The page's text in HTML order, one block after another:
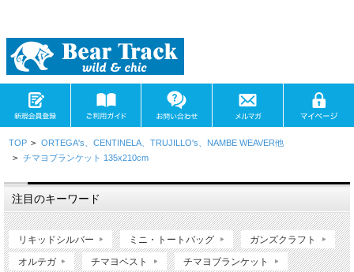
TOP > ORTEGA's、CENTINELA、TRUJILLO's、NAMBE WEAVER他
> チマヨブランケット 135x210cm
注目のキーワード
リキッドシルバー ミニ・トートバッグ ガンズクラフト
オルテガ チマヨベスト チマヨブランケット